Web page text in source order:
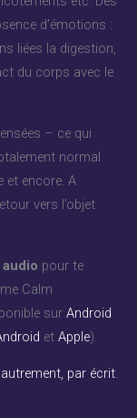
d’émotions :
liées la digestion,
du corps avec le
– ce qui
normal.
et encore. A
vers l’objet
audio pour te
Calm
sur Android
et Apple).
par écrit.